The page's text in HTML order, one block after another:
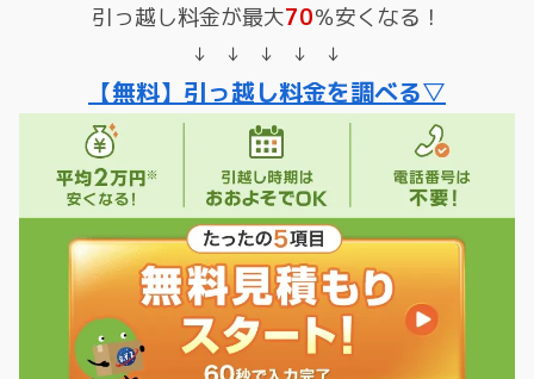
引っ越し料金が最大70％安くなる！
↓ ↓ ↓ ↓ ↓
【無料】引っ越し料金を調べる▽